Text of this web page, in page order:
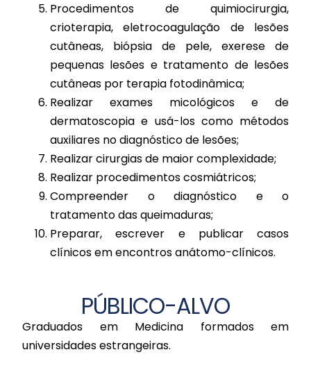
Procedimentos de quimiocirurgia,
crioterapia, eletrocoagulação de lesões
cutâneas, biópsia de pele, exerese de
pequenas lesões e tratamento de lesões
cutâneas por terapia fotodinâmica;
Realizar exames micológicos e de
dermatoscopia e usá-los como métodos
auxiliares no diagnóstico de lesões;
Realizar cirurgias de maior complexidade;
Realizar procedimentos cosmiátricos;
Compreender o diagnóstico e o
tratamento das queimaduras;
Preparar, escrever e publicar casos
clínicos em encontros anátomo-clínicos.
PÚBLICO-ALVO
Graduados em Medicina formados em
universidades estrangeiras.